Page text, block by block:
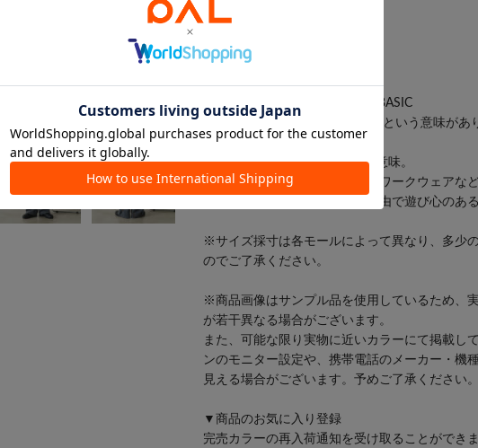
アイロン:120℃まで
【WHIMSIC】
ブランド名の由来はWHIMSY+BASIC
WHIMSYには物好き、気まぐれという意味があ
造語。
”ベーシックなもの好き”という意味。
古くから愛されるミリタリーやワークウェアな
現代的な日常着に変化させ、自由で遊び心のあ
※サイズ採寸は各モールによって異なり、多少
のでご了承ください。
※商品画像はサンプル品を使用しているため、
が若干異なる場合がございます。
また、可能な限り実物に近いカラーにて掲載し
ンのモニター設定や、携帯電話のメーカー・機
見える場合がございます。予めご了承ください。
▼商品のお気に入り登録
完売カラーの再入荷通知を受け取ることができま